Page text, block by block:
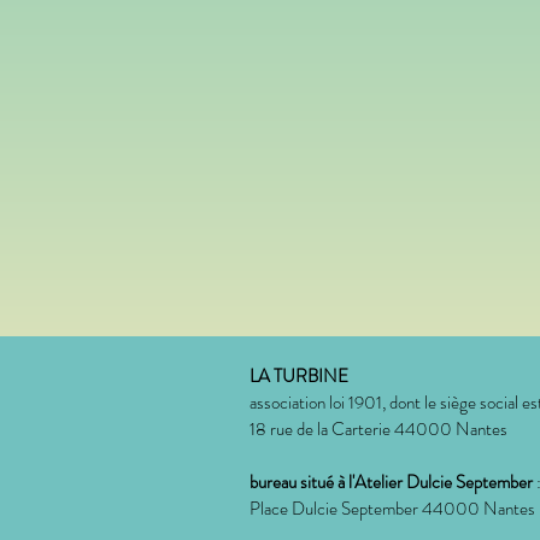
LA TURBINE
association loi 1901, dont le siège social
18 rue de la Carterie 44000 Nantes
bureau situé à l'Atelier Dulcie September:
Place Dulcie September 44000 Nantes